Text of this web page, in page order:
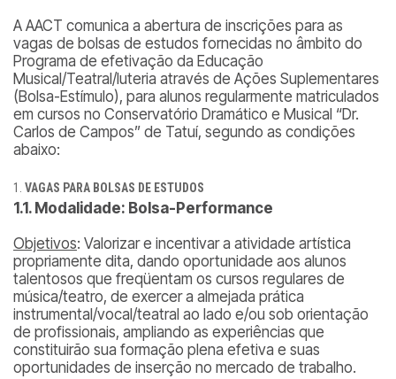
A AACT comunica a abertura de inscrições para as
vagas de bolsas de estudos fornecidas no âmbito do
Programa de efetivação da Educação
Musical/Teatral/luteria através de Ações Suplementares
(Bolsa-Estímulo), para alunos regularmente matriculados
em cursos no Conservatório Dramático e Musical “Dr.
Carlos de Campos” de Tatuí, segundo as condições
abaixo:
VAGAS PARA BOLSAS DE ESTUDOS
1.1. Modalidade: Bolsa-Performance
Objetivos: Valorizar e incentivar a atividade artística
propriamente dita, dando oportunidade aos alunos
talentosos que freqüentam os cursos regulares de
música/teatro, de exercer a almejada prática
instrumental/vocal/teatral ao lado e/ou sob orientação
de profissionais, ampliando as experiências que
constituirão sua formação plena efetiva e suas
oportunidades de inserção no mercado de trabalho.